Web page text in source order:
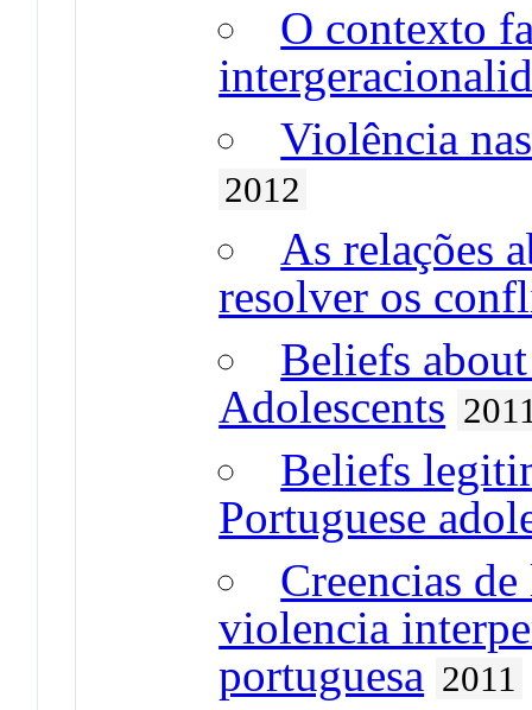
O contexto
Violência
2012
As relações
resolver os
Beliefs
Adolescents
Beliefs
Portuguese
Creencias
violencia
portuguesa 2011